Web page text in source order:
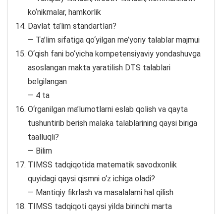
ko‘nikmalar, hamkorlik
Davlat ta’lim standartlari?
— Ta’lim sifatiga qo‘yilgan me’yoriy talablar majmui
O‘qish fani bo‘yicha kompetensiyaviy yondashuvga
asoslangan makta yaratilish DTS talablari
belgilangan
— 4 ta
O‘rganilgan ma’lumotlarni eslab qolish va qayta
tushuntirib berish malaka talablarining qaysi biriga
taalluqli?
— Bilim
TIMSS tadqiqotida matematik savodxonlik
quyidagi qaysi qismni o‘z ichiga oladi?
— Mantiqiy fikrlash va masalalarni hal qilish
TIMSS tadqiqoti qaysi yilda birinchi marta